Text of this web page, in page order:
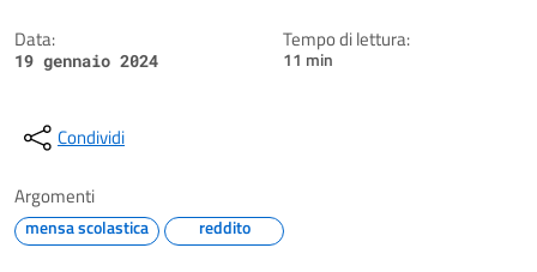
Data:
19 gennaio 2024
Tempo di lettura:
11 min
Condividi
Argomenti
mensa scolastica reddito